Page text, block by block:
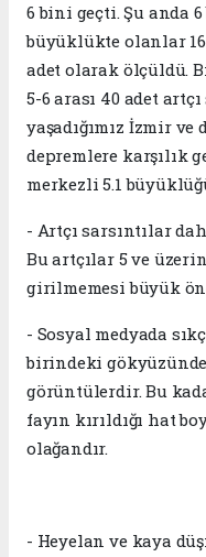
6 bini geçti. Şu anda
büyüklükte olanlar
adet olarak ölçüldü.
5-6 arası 40 adet
yaşadığımız İzmir
depremlere karşılık
merkezli 5.1
- Artçı sarsıntılar
Bu artçılar 5 ve
girilmemesi büyük
- Sosyal medyada
birindeki
görüntülerdir. Bu
fayın kırıldığı hat
olağandır.
- Heyelan ve kaya